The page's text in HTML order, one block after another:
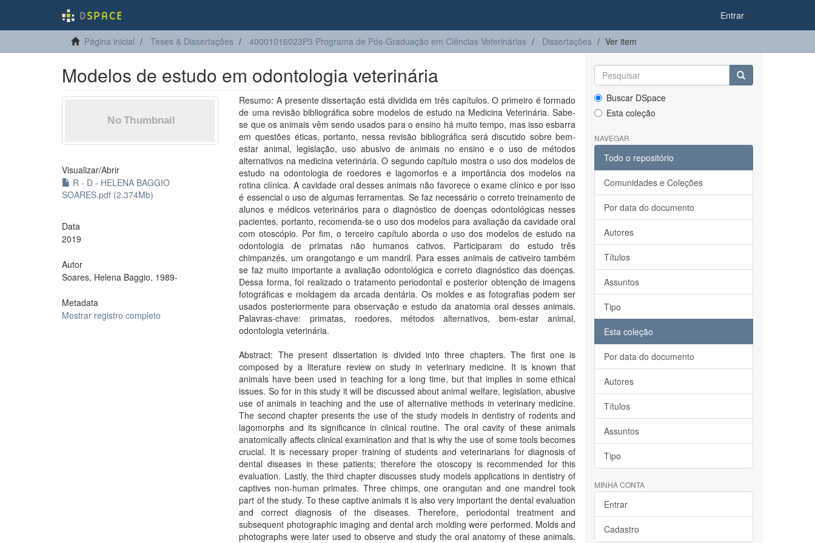
Entrar
Página inicial Teses & Dissertações 40001016023P3 Programa de Pós-Graduação em Ciências Veterinárias Dissertações Ver item
Modelos de estudo em odontologia veterinária
Visualizar/Abrir
R - D - HELENA BAGGIO
SOARES.pdf (2.374Mb)
Data
2019
Autor
Soares, Helena Baggio, 1989-
Metadata
Mostrar registro completo
Resumo: A presente dissertação está dividida em três capítulos. O primeiro é formado
de uma revisão bibliográfica sobre modelos de estudo na Medicina Veterinária. Sabe-
se que os animais vêm sendo usados para o ensino há muito tempo, mas isso esbarra
em questões éticas, portanto, nessa revisão bibliográfica será discutido sobre bem-
estar animal, legislação, uso abusivo de animais no ensino e o uso de métodos
alternativos na medicina veterinária. O segundo capítulo mostra o uso dos modelos de
estudo na odontologia de roedores e lagomorfos e a importância dos modelos na
rotina clínica. A cavidade oral desses animais não favorece o exame clínico e por isso
é essencial o uso de algumas ferramentas. Se faz necessário o correto treinamento de
alunos e médicos veterinários para o diagnóstico de doenças odontológicas nesses
pacientes, portanto, recomenda-se o uso dos modelos para avaliação da cavidade oral
com otoscópio. Por fim, o terceiro capítulo aborda o uso dos modelos de estudo na
odontologia de primatas não humanos cativos. Participaram do estudo três
chimpanzés, um orangotango e um mandril. Para esses animais de cativeiro também
se faz muito importante a avaliação odontológica e correto diagnóstico das doenças.
Dessa forma, foi realizado o tratamento periodontal e posterior obtenção de imagens
fotográficas e moldagem da arcada dentária. Os moldes e as fotografias podem ser
usados posteriormente para observação e estudo da anatomia oral desses animais.
Palavras-chave: primatas, roedores, métodos alternativos, bem-estar animal,
odontologia veterinária.
Abstract: The present dissertation is divided into three chapters. The first one is
composed by a literature review on study in veterinary medicine. It is known that
animals have been used in teaching for a long time, but that implies in some ethical
issues. So for in this study it will be discussed about animal welfare, legislation, abusive
use of animals in teaching and the use of alternative methods in veterinary medicine.
The second chapter presents the use of the study models in dentistry of rodents and
lagomorphs and its significance in clinical routine. The oral cavity of these animals
anatomically affects clinical examination and that is why the use of some tools becomes
crucial. It is necessary proper training of students and veterinarians for diagnosis of
dental diseases in these patients; therefore the otoscopy is recommended for this
evaluation. Lastly, the third chapter discusses study models applications in dentistry of
captives non-human primates. Three chimps, one orangutan and one mandrel took
part of the study. To these captive animals it is also very important the dental evaluation
and correct diagnosis of the diseases. Therefore, periodontal treatment and
subsequent photographic imaging and dental arch molding were performed. Molds and
photographs were later used to observe and study the oral anatomy of these animals.
Buscar DSpace
Esta coleção
NAVEGAR
Todo o repositório
Comunidades e Coleções
Por data do documento
Autores
Títulos
Assuntos
Tipo
Esta coleção
Por data do documento
Autores
Títulos
Assuntos
Tipo
MINHA CONTA
Entrar
Cadastro